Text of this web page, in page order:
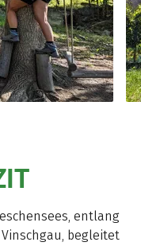
entlang
begleitet